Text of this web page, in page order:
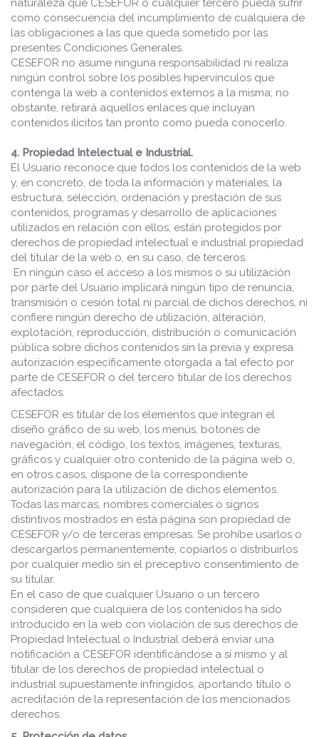
naturaleza que CESEFOR o cualquier tercero pueda sufrir
como consecuencia del incumplimiento de cualquiera de
las obligaciones a las que queda sometido por las
presentes Condiciones Generales.
CESEFOR no asume ninguna responsabilidad ni realiza
ningún control sobre los posibles hipervínculos que
contenga la web a contenidos externos a la misma; no
obstante, retirará aquellos enlaces que incluyan
contenidos ilícitos tan pronto como pueda conocerlo.
4. Propiedad Intelectual e Industrial.
El Usuario reconoce que todos los contenidos de la web
y, en concreto, de toda la información y materiales, la
estructura, selección, ordenación y prestación de sus
contenidos, programas y desarrollo de aplicaciones
utilizados en relación con ellos, están protegidos por
derechos de propiedad intelectual e industrial propiedad
del titular de la web o, en su caso, de terceros.
En ningún caso el acceso a los mismos o su utilización
por parte del Usuario implicará ningún tipo de renuncia,
transmisión o cesión total ni parcial de dichos derechos, ni
confiere ningún derecho de utilización, alteración,
explotación, reproducción, distribución o comunicación
pública sobre dichos contenidos sin la previa y expresa
autorización específicamente otorgada a tal efecto por
parte de CESEFOR o del tercero titular de los derechos
afectados.
CESEFOR es titular de los elementos que integran el
diseño gráfico de su web, los menús, botones de
navegación, el código, los textos, imágenes, texturas,
gráficos y cualquier otro contenido de la página web o,
en otros casos, dispone de la correspondiente
autorización para la utilización de dichos elementos.
Todas las marcas, nombres comerciales o signos
distintivos mostrados en esta página son propiedad de
CESEFOR y/o de terceras empresas. Se prohíbe usarlos o
descargarlos permanentemente, copiarlos o distribuirlos
por cualquier medio sin el preceptivo consentimiento de
su titular.
En el caso de que cualquier Usuario o un tercero
consideren que cualquiera de los contenidos ha sido
introducido en la web con violación de sus derechos de
Propiedad Intelectual o Industrial deberá enviar una
notificación a CESEFOR identificándose a sí mismo y al
titular de los derechos de propiedad intelectual o
industrial supuestamente infringidos, aportando título o
acreditación de la representación de los mencionados
derechos.